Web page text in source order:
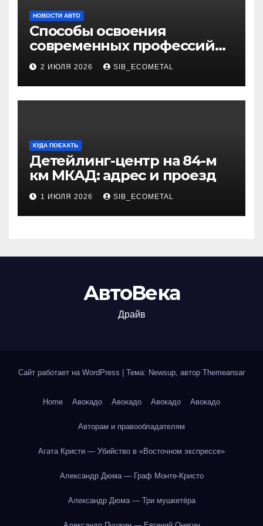
НОВОСТИ АВТО
Способы освоения
современных профессий
через онлайн-курсы
2 ИЮЛЯ 2026 SIB_ECOMETAL
КУДА ПОЕХАТЬ
Детейлинг-центр на 84-м
км МКАД: адрес и проезд
1 ИЮЛЯ 2026 SIB_ECOMETAL
АвтоВека
Драйв
Сайт работает на WordPress Тема: Newsup, автор Themeansar
Home Авокадо Авокадо Авокадо Авокадо
Авторам и правообладателям
Агата Кристи — Убийство в «Восточном экспрессе»
Александр Дюма — Граф Монте-Кристо
Александр Дюма — Три мушкетёра